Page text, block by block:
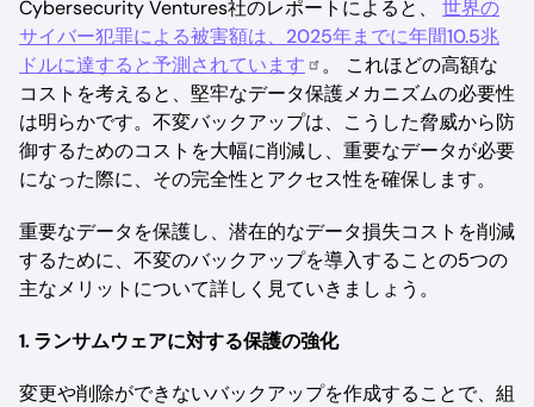
Cybersecurity Ventures社のレポートによると、 世界の
サイバー犯罪による被害額は、2025年までに年間10.5兆
ドルに達すると予測されています
。 これほどの高額な
コストを考えると、堅牢なデータ保護メカニズムの必要性
は明らかです。不変バックアップは、こうした脅威から防
御するためのコストを大幅に削減し、重要なデータが必要
になった際に、その完全性とアクセス性を確保します。
重要なデータを保護し、潜在的なデータ損失コストを削減
するために、不変のバックアップを導入することの5つの
主なメリットについて詳しく見ていきましょう。
1. ランサムウェアに対する保護の強化
変更や削除ができないバックアップを作成することで、組